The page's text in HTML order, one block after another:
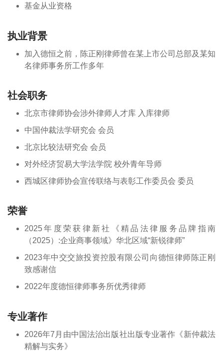
基金从业资格
执业背景
加入德恒之前，陈正刚律师曾在某上市公司总部及某知
名律师事务所工作多年
社会职务
北京市律师协会涉外律师人才库 入库律师
中国仲裁法学研究会 会员
北京比较法研究会 会员
对外经济贸易大学法学院 校外青年导师
西城区律师协会宣传联络与表彰工作委员会 委员
荣誉
2025年度荣获律新社《精品法律服务品牌指南
（2025）:企业商事领域》华北区域“新锐律师”
2023年中交交旅投资控股有限公司向德恒律师陈正刚
致感谢信
2022年度德恒律师事务所优秀律师
专业著作
2026年7月由中国法治出版社出版专业著作《新仲裁法
精解与实务》